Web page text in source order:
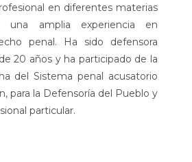
en diferentes materias
una amplia experiencia en
penal. Ha sido defensora
20 años y ha participado de la
del Sistema penal acusatorio
para la Defensoría del Pueblo y
particular.